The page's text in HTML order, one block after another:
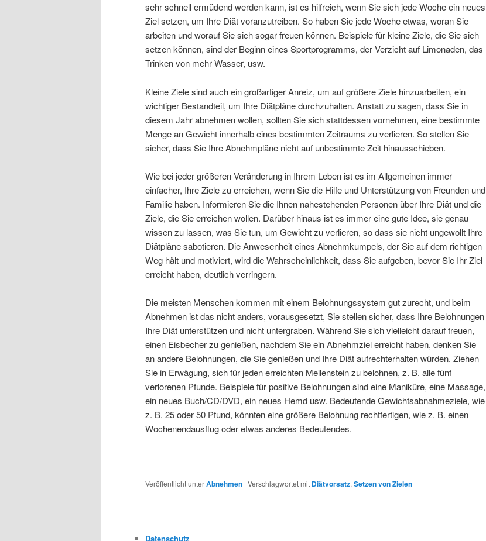
sehr schnell ermüdend werden kann, ist es hilfreich, wenn Sie sich jede Woche ein neues
Ziel setzen, um Ihre Diät voranzutreiben. So haben Sie jede Woche etwas, woran Sie
arbeiten und worauf Sie sich sogar freuen können. Beispiele für kleine Ziele, die Sie sich
setzen können, sind der Beginn eines Sportprogramms, der Verzicht auf Limonaden, das
Trinken von mehr Wasser, usw.
Kleine Ziele sind auch ein großartiger Anreiz, um auf größere Ziele hinzuarbeiten, ein
wichtiger Bestandteil, um Ihre Diätpläne durchzuhalten. Anstatt zu sagen, dass Sie in
diesem Jahr abnehmen wollen, sollten Sie sich stattdessen vornehmen, eine bestimmte
Menge an Gewicht innerhalb eines bestimmten Zeitraums zu verlieren. So stellen Sie
sicher, dass Sie Ihre Abnehmpläne nicht auf unbestimmte Zeit hinausschieben.
Wie bei jeder größeren Veränderung in Ihrem Leben ist es im Allgemeinen immer
einfacher, Ihre Ziele zu erreichen, wenn Sie die Hilfe und Unterstützung von Freunden und
Familie haben. Informieren Sie die Ihnen nahestehenden Personen über Ihre Diät und die
Ziele, die Sie erreichen wollen. Darüber hinaus ist es immer eine gute Idee, sie genau
wissen zu lassen, was Sie tun, um Gewicht zu verlieren, so dass sie nicht ungewollt Ihre
Diätpläne sabotieren. Die Anwesenheit eines Abnehmkumpels, der Sie auf dem richtigen
Weg hält und motiviert, wird die Wahrscheinlichkeit, dass Sie aufgeben, bevor Sie Ihr Ziel
erreicht haben, deutlich verringern.
Die meisten Menschen kommen mit einem Belohnungssystem gut zurecht, und beim
Abnehmen ist das nicht anders, vorausgesetzt, Sie stellen sicher, dass Ihre Belohnungen
Ihre Diät unterstützen und nicht untergraben. Während Sie sich vielleicht darauf freuen,
einen Eisbecher zu genießen, nachdem Sie ein Abnehmziel erreicht haben, denken Sie
an andere Belohnungen, die Sie genießen und Ihre Diät aufrechterhalten würden. Ziehen
Sie in Erwägung, sich für jeden erreichten Meilenstein zu belohnen, z. B. alle fünf
verlorenen Pfunde. Beispiele für positive Belohnungen sind eine Maniküre, eine Massage,
ein neues Buch/CD/DVD, ein neues Hemd usw. Bedeutende Gewichtsabnahmeziele, wie
z. B. 25 oder 50 Pfund, könnten eine größere Belohnung rechtfertigen, wie z. B. einen
Wochenendausflug oder etwas anderes Bedeutendes.
Veröffentlicht unterAbnehmen | Verschlagwortet mit Diätvorsatz, Setzen von Zielen
Datenschutz